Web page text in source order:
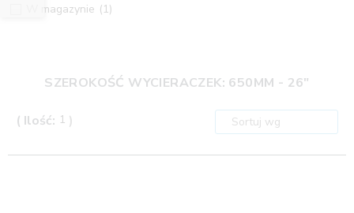
W magazynie (1)
SZEROKOŚĆ WYCIERACZEK: 650MM - 26"
( Ilość: 1 )